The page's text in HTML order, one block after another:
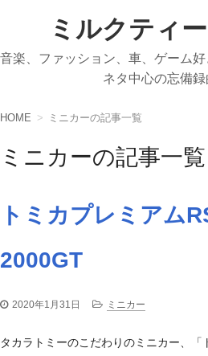
ミルクティ
音楽、ファッション、車、ゲーム
ネタ中心の忘備
HOME ミニカーの記事一覧
ミニカーの記事一覧
トミカプレミアム
2000GT
2020年1月31日 ミニカー
タカラトミーのこだわりのミニカー、「